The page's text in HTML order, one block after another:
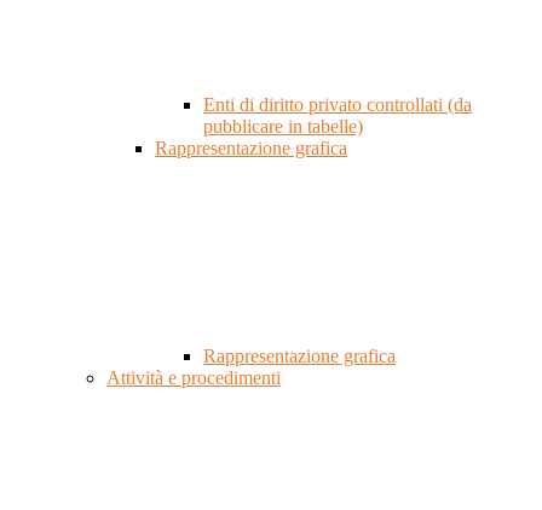
Enti di diritto privato controllati (da
pubblicare in tabelle)
Rappresentazione grafica
Rappresentazione grafica
Attività e procedimenti